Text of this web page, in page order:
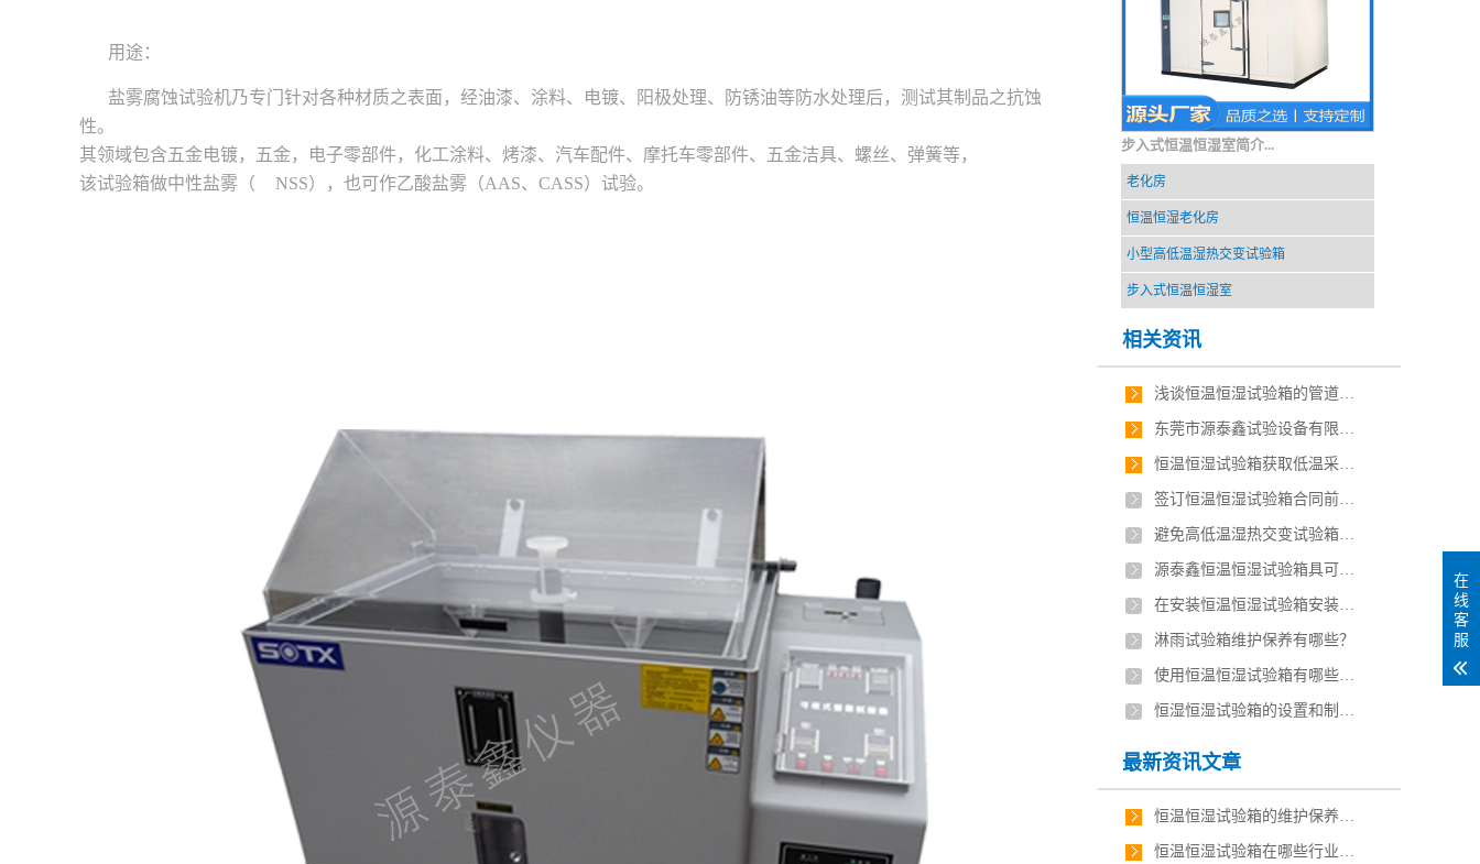
用途：
盐雾腐蚀试验机乃专门针对各种材质之表面，经油漆、涂料、电镀、阳极处理、防锈油等防水处理后，测试其制品之抗蚀
性。
其领域包含五金电镀，五金，电子零部件，化工涂料、烤漆、汽车配件、摩托车零部件、五金洁具、螺丝、弹簧等，
该试验箱做中性盐雾（ NSS），也可作乙酸盐雾（AAS、CASS）试验。
步入式恒温恒湿室简介...
老化房
恒温恒湿老化房
小型高低温湿热交变试验箱
步入式恒温恒湿室
相关资讯
浅谈恒温恒湿试验箱的管道设计
东莞市源泰鑫试验设备有限公司的主营产品有哪
恒温恒湿试验箱获取低温采用制冷工艺
签订恒温恒湿试验箱合同前的必修课
避免高低温湿热交变试验箱机器故障的几个小妙招
源泰鑫恒温恒湿试验箱具可外接式供水系统
在安装恒温恒湿试验箱安装场地的十条注意事项
淋雨试验箱维护保养有哪些？
使用恒温恒湿试验箱有哪些注意事项？
恒湿恒湿试验箱的设置和制冷稳定性
最新资讯文章
恒温恒湿试验箱的维护保养技巧有哪些？
恒温恒湿试验箱在哪些行业应用最广泛？
在
线
客
服